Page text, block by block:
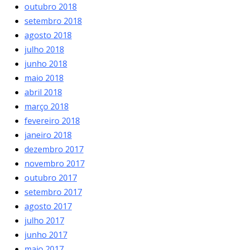
outubro 2018
setembro 2018
agosto 2018
julho 2018
junho 2018
maio 2018
abril 2018
março 2018
fevereiro 2018
janeiro 2018
dezembro 2017
novembro 2017
outubro 2017
setembro 2017
agosto 2017
julho 2017
junho 2017